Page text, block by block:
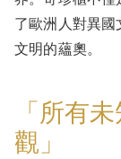
了歐洲人對異
文明的蘊奧。
「所有
觀」